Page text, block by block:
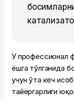
У профессионал
ёшга тўлганида
учун ўта кеч
тайёргарлиги